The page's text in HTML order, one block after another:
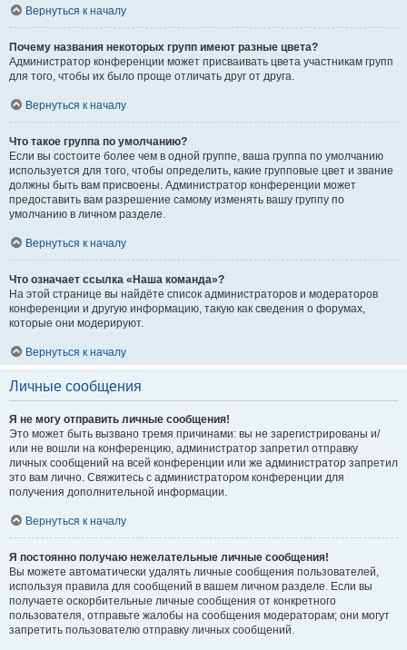
Вернуться к началу
Почему названия некоторых групп имеют разные цвета?
Администратор конференции может присваивать цвета участникам групп
для того, чтобы их было проще отличать друг от друга.
Вернуться к началу
Что такое группа по умолчанию?
Если вы состоите более чем в одной группе, ваша группа по умолчанию
используется для того, чтобы определить, какие групповые цвет и звание
должны быть вам присвоены. Администратор конференции может
предоставить вам разрешение самому изменять вашу группу по
умолчанию в личном разделе.
Вернуться к началу
Что означает ссылка «Наша команда»?
На этой странице вы найдёте список администраторов и модераторов
конференции и другую информацию, такую как сведения о форумах,
которые они модерируют.
Вернуться к началу
Личные сообщения
Я не могу отправить личные сообщения!
Это может быть вызвано тремя причинами: вы не зарегистрированы и/
или не вошли на конференцию, администратор запретил отправку
личных сообщений на всей конференции или же администратор запретил
это вам лично. Свяжитесь с администратором конференции для
получения дополнительной информации.
Вернуться к началу
Я постоянно получаю нежелательные личные сообщения!
Вы можете автоматически удалять личные сообщения пользователей,
используя правила для сообщений в вашем личном разделе. Если вы
получаете оскорбительные личные сообщения от конкретного
пользователя, отправьте жалобы на сообщения модераторам; они могут
запретить пользователю отправку личных сообщений.